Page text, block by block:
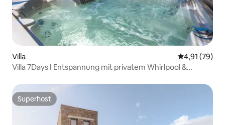
Villa
4,91 (79)
Villa 7Days I Entspannung mit privatem Whirlpool &
Superhost
Superhost